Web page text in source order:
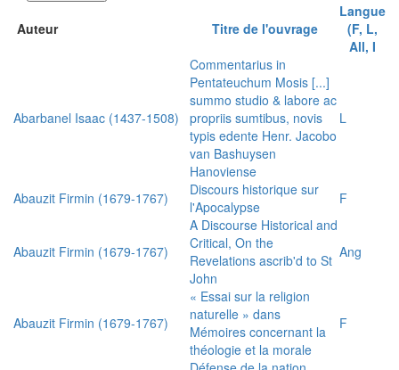
Auteur Titre de l'ouvrage
Langue
(F, L,
All, I
Abarbanel Isaac (1437-1508)
Commentarius in
Pentateuchum Mosis [...]
summo studio & labore ac
propriis sumtibus, novis
typis edente Henr. Jacobo
van Bashuysen
Hanoviense
L
Abauzit Firmin (1679-1767)
Discours historique sur
l'Apocalypse
F
Abauzit Firmin (1679-1767)
A Discourse Historical and
Critical, On the
Revelations ascrib'd to St
John
Ang
Abauzit Firmin (1679-1767)
« Essai sur la religion
naturelle » dans
Mémoires concernant la
théologie et la morale
F